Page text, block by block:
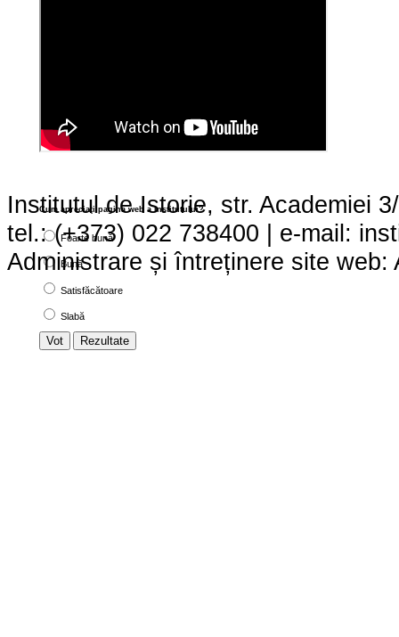
Cum apreciaţi pagina web a institutului?
Foarte bună
Bună
Satisfăcătoare
Slabă
Institutul de Istorie, str. Academiei
tel.: (+373) 022 738400 | e-mail:
Administrare și întreținere site web: